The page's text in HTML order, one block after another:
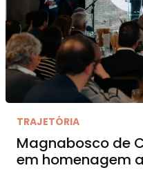
TRAJETÓRIA
Magnabosco de
em homenagem